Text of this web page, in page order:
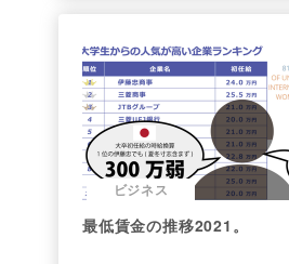
ビジネス
最低賃金の推移2021。